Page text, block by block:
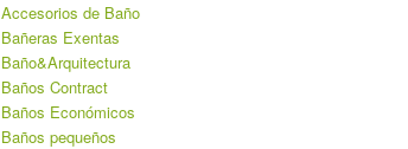
Accesorios de Baño
Bañeras Exentas
Baño&Arquitectura
Baños Contract
Baños Económicos
Baños pequeños